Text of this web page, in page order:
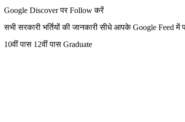
Google Discover पर Follow करें
सभी सरकारी भर्तियों की जानकारी सीधे आपके Google Feed में
10वीं पास 12वीं पास Graduate